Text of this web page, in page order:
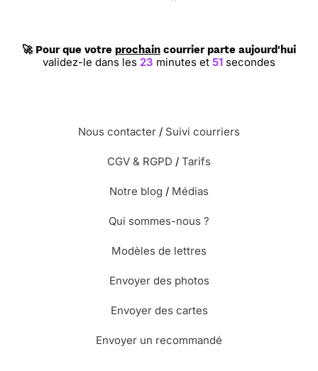
🚀 Pour que votre prochain courrier parte aujourd'hui
validez-le dans les 23 minutes et 51 secondes
Nous contacter / Suivi courriers
CGV & RGPD / Tarifs
Notre blog / Médias
Qui sommes-nous ?
Modèles de lettres
Envoyer des photos
Envoyer des cartes
Envoyer un recommandé